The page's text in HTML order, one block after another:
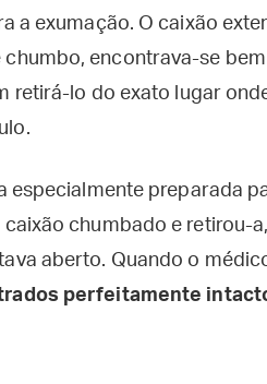
a exumação. O caixão
encontrava-se
retirá-lo do exato lugar
especialmente preparada
chumbado e retirou-
aberto. Quando o
perfeitamente